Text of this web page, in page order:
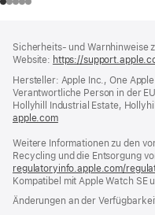
Sicherheits- und Warnhinweise
Website: https://
Hersteller: Apple Inc., One
Verantwortliche Person in der
Hollyhill Industrial Estate,
apple.com(öffnet
neues
Fenster)
Weitere Informationen zu den
Recycling und die Entsorgung
regulatoryinfo.apple.com/
Kompatibel mit Apple Watch SE
Änderungen an der